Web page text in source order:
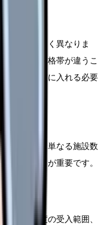
値観は大きく異なりま
の内容や価格帯が違うこ
なども考慮に入れる必要
査します。単なる施設数
することが重要です。
、介護度の受入範囲、